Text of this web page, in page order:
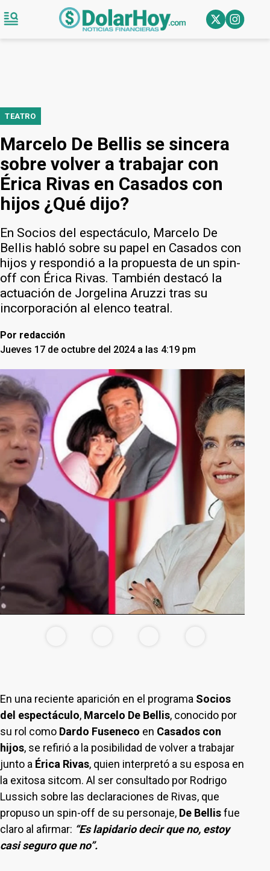
TEATRO
Marcelo De Bellis se sincera
sobre volver a trabajar con
Érica Rivas en Casados con
hijos ¿Qué dijo?
En Socios del espectáculo, Marcelo De
Bellis habló sobre su papel en Casados con
hijos y respondió a la propuesta de un spin-
off con Érica Rivas. También destacó la
actuación de Jorgelina Aruzzi tras su
incorporación al elenco teatral.
Por redacción
Jueves 17 de octubre del 2024 a las 4:19 pm
En una reciente aparición en el programa Socios
del espectáculo, Marcelo De Bellis, conocido por
su rol como Dardo Fuseneco en Casados con
hijos, se refirió a la posibilidad de volver a trabajar
junto a Érica Rivas, quien interpretó a su esposa en
la exitosa sitcom. Al ser consultado por Rodrigo
Lussich sobre las declaraciones de Rivas, que
propuso un spin-off de su personaje, De Bellisfue
claro al afirmar: “Es lapidario decir que no, estoy
casi seguro que no”.